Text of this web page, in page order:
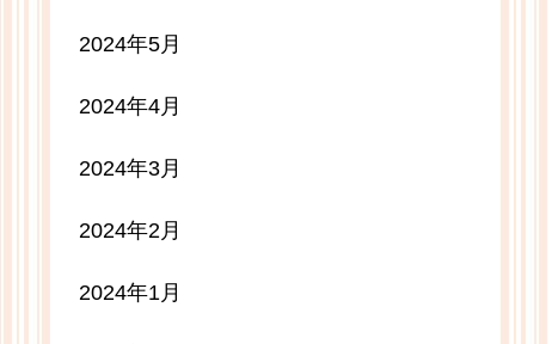
2024年5月
2024年4月
2024年3月
2024年2月
2024年1月